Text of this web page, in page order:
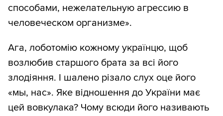
способами, нежелательную агрессию в
человеческом организме».
Ага, лоботомію кожному українцю, щоб
возлюбив старшого брата за всі його
злодіяння. І шалено різало слух оце його
«мы, нас». Яке відношення до України має
цей вовкулака? Чому всюди його називають